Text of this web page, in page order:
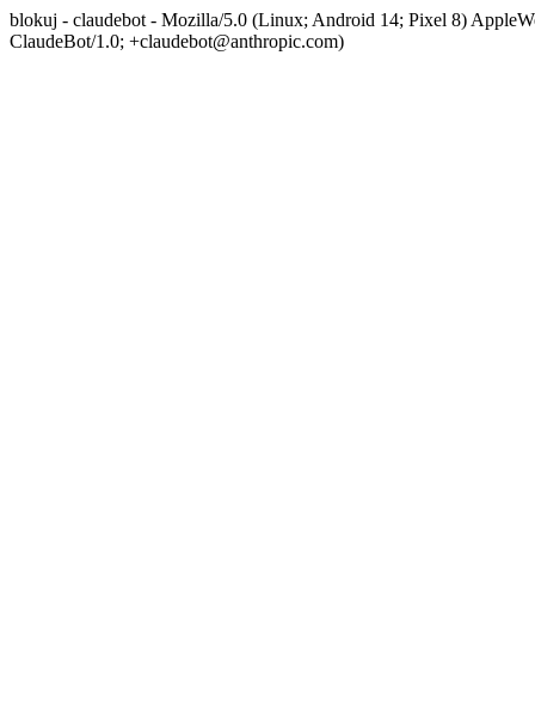
blokuj - claudebot - Mozilla/5.0 (Linux; Android 14; Pixel 8)
ClaudeBot/1.0; +claudebot@anthropic.com)